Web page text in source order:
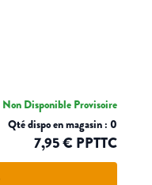
Non Disponible Provisoire
Qté dispo en magasin : 0
7,95 € PPTTC